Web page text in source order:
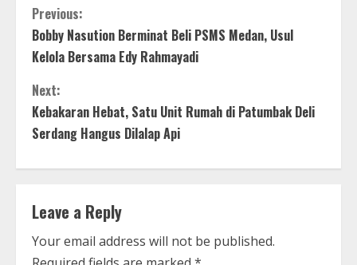
C
o
n
t
u
e
Previous:
Bobby Nasution Berminat Beli PSMS Medan, Usul
Kelola Bersama Edy Rahmayadi
Next:
Kebakaran Hebat, Satu Unit Rumah di Patumbak Deli
Serdang Hangus Dilalap Api
Leave a Reply
Your email address will not be published.